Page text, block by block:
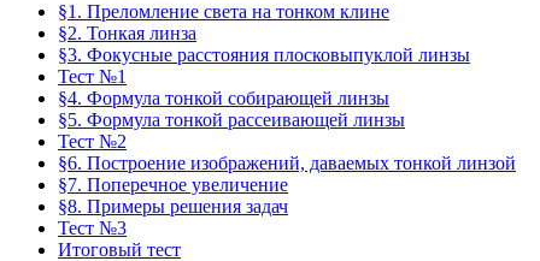
§1. Преломление света на тонком клине
§2. Тонкая линза
§3. Фокусные расстояния плосковыпуклой линзы
Тест №1
§4. Формула тонкой собирающей линзы
§5. Формула тонкой рассеивающей линзы
Тест №2
§6. Построение изображений, даваемых тонкой линзой
§7. Поперечное увеличение
§8. Примеры решения задач
Тест №3
Итоговый тест